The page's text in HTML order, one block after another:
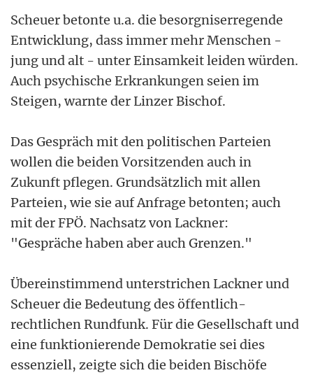
Scheuer betonte u.a. die besorgniserregende
Entwicklung, dass immer mehr Menschen -
jung und alt - unter Einsamkeit leiden würden.
Auch psychische Erkrankungen seien im
Steigen, warnte der Linzer Bischof.
Das Gespräch mit den politischen Parteien
wollen die beiden Vorsitzenden auch in
Zukunft pflegen. Grundsätzlich mit allen
Parteien, wie sie auf Anfrage betonten; auch
mit der FPÖ. Nachsatz von Lackner:
"Gespräche haben aber auch Grenzen."
Übereinstimmend unterstrichen Lackner und
Scheuer die Bedeutung des öffentlich-
rechtlichen Rundfunk. Für die Gesellschaft und
eine funktionierende Demokratie sei dies
essenziell, zeigte sich die beiden Bischöfe